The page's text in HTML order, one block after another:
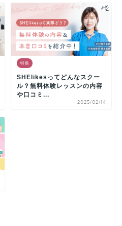
特集
SHElikesってどんなスクー
ル？無料体験レッスンの内容
や口コミ...
2025/02/14